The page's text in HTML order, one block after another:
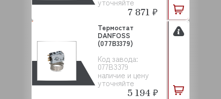
7 871 ₽
Код завода:
077B3379
наличие и цену
уточняйте
Термостат
DANFOSS
(077B3379)
5 194 ₽